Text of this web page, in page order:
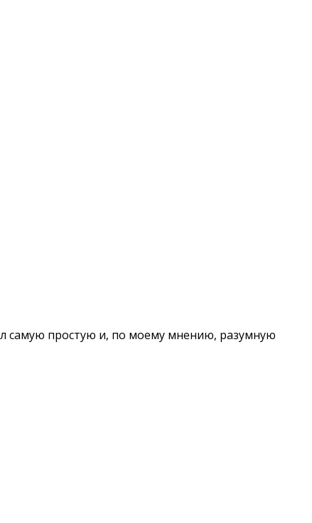
самую простую и, по моему мнению, разумную